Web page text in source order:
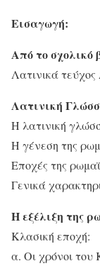
Εισαγωγή:
Από το σχολικό
Λατινικά
Λατινική
Η λατινική
Η γένεση της
Εποχές της
Γενικά
Η εξέλιξη της
Κλασική εποχή:
α. Οι χρόνοι του